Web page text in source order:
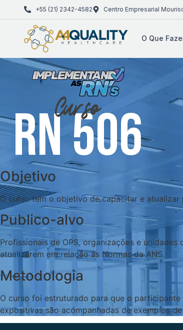
+55 (21) 2342-4582 Centro Empresarial
O Que
Objetivo
O curso tem o objetivo de capacitar e atualizar
Publico-alvo
Profissionais de OPS, organizações e
atualizarem em relação às Normas da ANS.
Metodologia
O curso foi estruturado para que o
expositivas são acompanhadas de exemplos